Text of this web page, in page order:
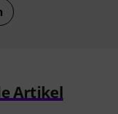
Artikel